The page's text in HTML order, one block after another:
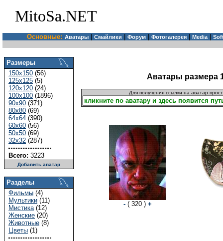
MitoSa.NET
Основные: Аватары Смайлики Форум Фотогалерея Media|
Размеры
150x150 (56)
125x125 (5)
120x120 (24)
100x100 (1896)
90x90 (371)
80x80 (69)
64x64 (390)
60x60 (56)
50x50 (69)
32x32 (287)
Всего: 3223
Добавить аватар
Разделы
Фильмы (4)
Мультики (11)
Мистика(12)
Женские (20)
Животные (8)
Цветы (1)
Аватары размера
Для получения ссылки на аватар
- ( 320 ) +